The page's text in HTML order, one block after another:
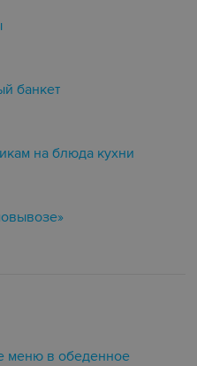
банкет
на блюда кухни
меню в обеденное